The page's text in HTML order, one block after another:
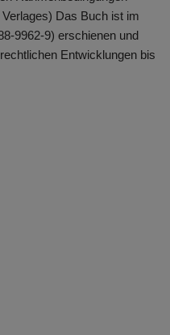
Das Buch ist im
9962-9) erschienen und
Entwicklungen bis